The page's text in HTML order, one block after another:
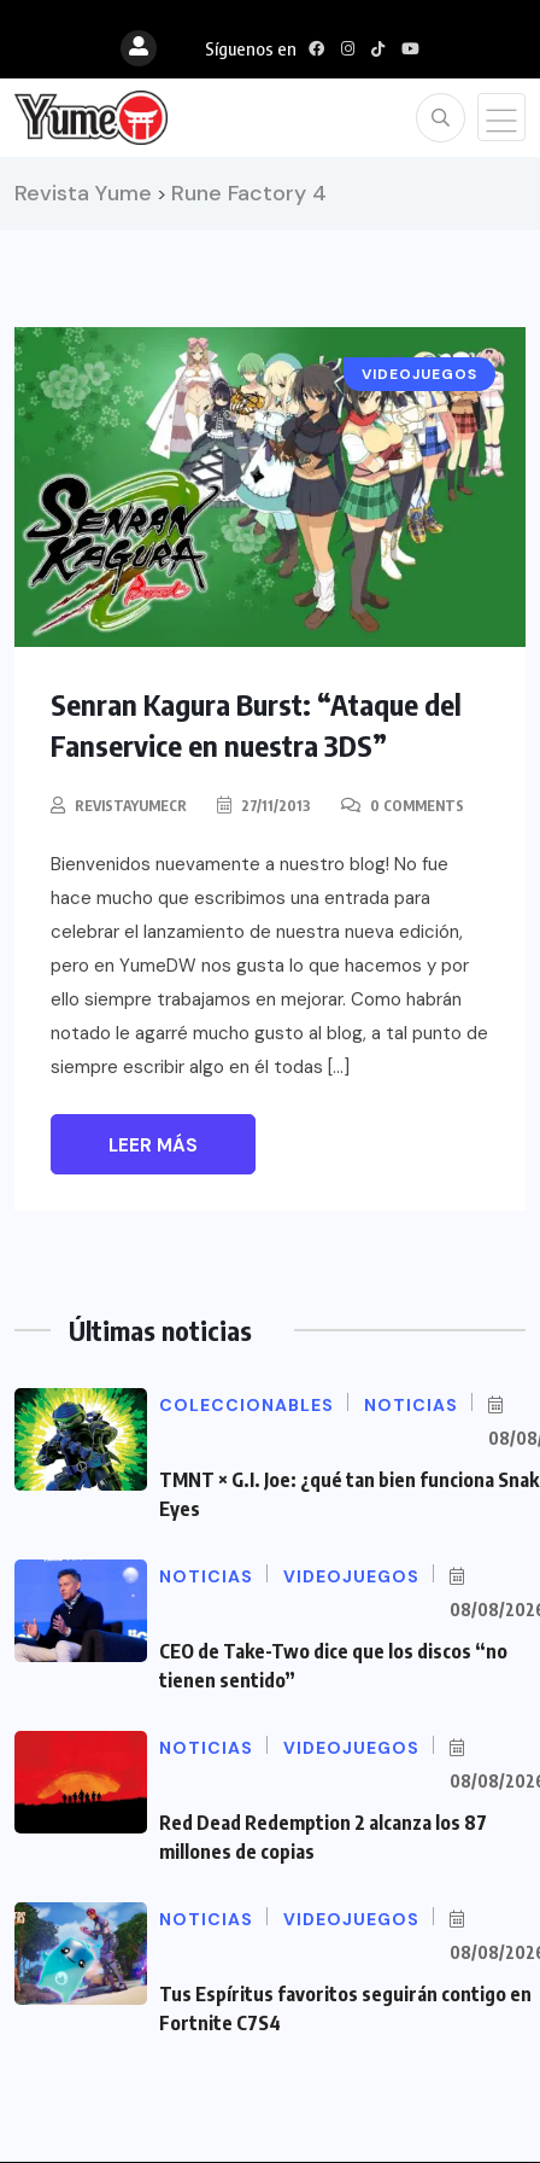
Síguenos en
Revista Yume > Rune Factory 4
VIDEOJUEGOS
Senran Kagura Burst: “Ataque del
Fanservice en nuestra 3DS”
REVISTAYUMECR 27/11/2013 0 COMMENTS
Bienvenidos nuevamente a nuestro blog! No fue
hace mucho que escribimos una entrada para
celebrar el lanzamiento de nuestra nueva edición,
pero en YumeDW nos gusta lo que hacemos y por
ello siempre trabajamos en mejorar. Como habrán
notado le agarré mucho gusto al blog, a tal punto de
siempre escribir algo en él todas […]
LEER MÁS
Últimas noticias
COLECCIONABLES NOTICIAS
08/
TMNT × G.I. Joe: ¿qué tan bien funciona
Eyes
NOTICIAS VIDEOJUEGOS
08/08/
CEO de Take-Two dice que los discos “no
tienen sentido”
NOTICIAS VIDEOJUEGOS
08/08/
Red Dead Redemption 2 alcanza los 87
millones de copias
NOTICIAS VIDEOJUEGOS
08/08/
Tus Espíritus favoritos seguirán contigo en
Fortnite C7S4